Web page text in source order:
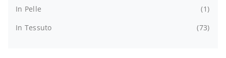
In Pelle
1
In Tessuto
73